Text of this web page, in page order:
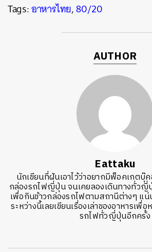
Tags:อาหารไทย,80/20
AUTHOR
Eattaku
นักเขียนที่ฝันเอาไว้ว่าอยากมีพ็อคเกตบุ๊ค
กล่องรถไฟญี่ปุ่น จนเคยลองเดินทางทั่วญี่
เพื่อกินข้าวกล่องรถไฟตามสถานีต่างๆ แน่
ระหว่างนี้เลยเขียนเรื่องเล่าของอาหารเพื่
รถไฟทั่วญี่ปุ่นอีกครั้ง